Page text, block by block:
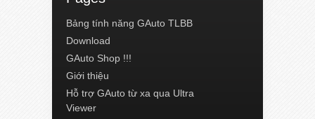
Bảng tính năng GAuto TLBB
Download
GAuto Shop !!!
Giới thiệu
Hỗ trợ GAuto từ xa qua Ultra
Viewer